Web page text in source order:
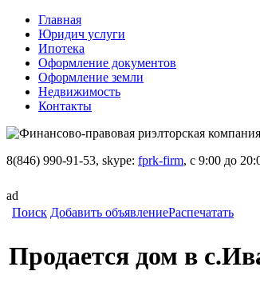
Главная
Юридич услуги
Ипотека
Оформление документов
Оформление земли
Недвижимость
Контакты
8(846) 990-91-53, skype: fprk-firm, с 9:00 до
ad
Поиск Добавить объявлениеРаспечатать
Продается дом в